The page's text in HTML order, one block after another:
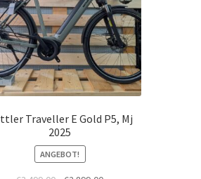
Traveller E Gold P5, Mj
2025
ANGEBOT!